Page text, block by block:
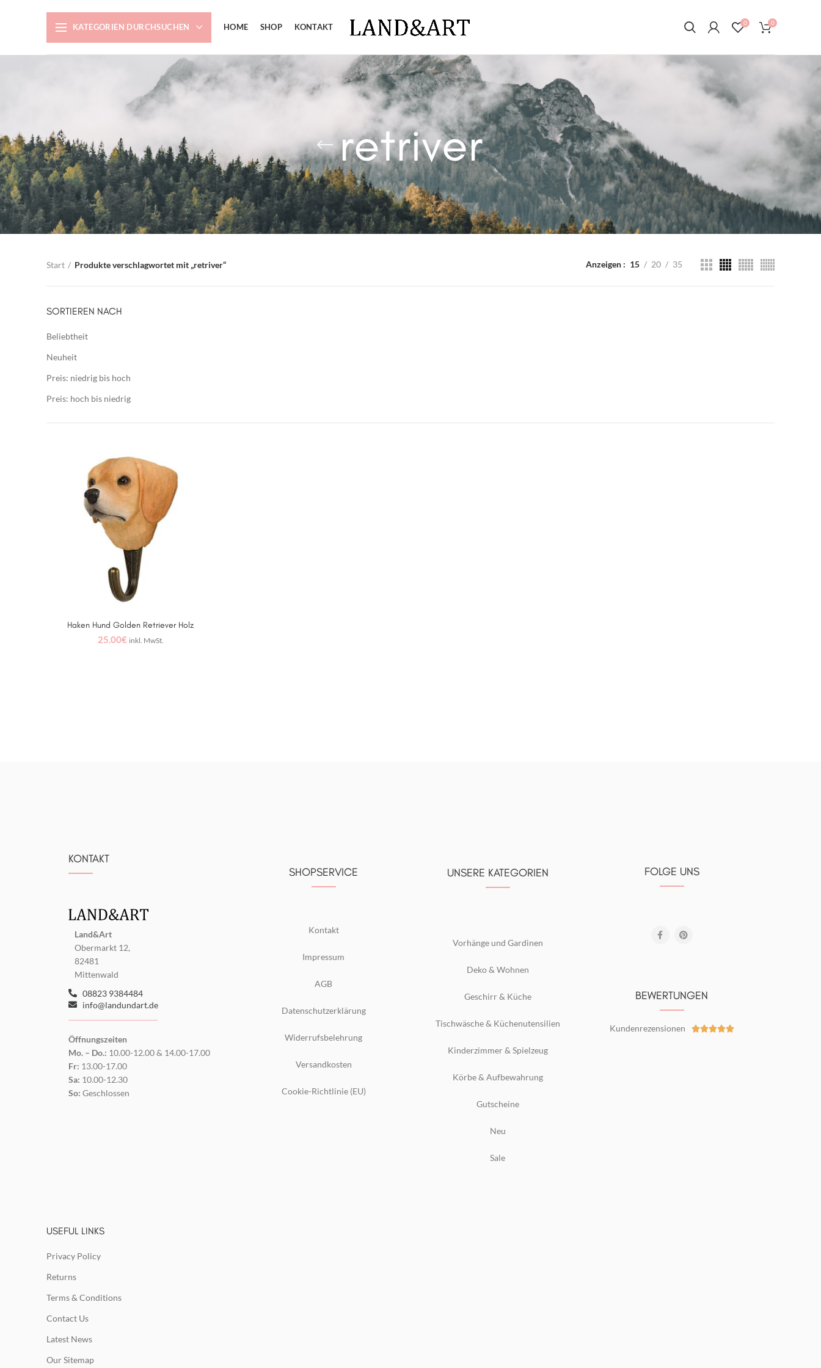
KATEGORIEN DURCHSUCHEN HOME SHOP KONTAKT 0 0
retriver
Start Produkte verschlagwortet mit „retriver“ Anzeigen 15 20 35
SORTIEREN NACH
Beliebtheit
Neuheit
Preis: niedrig bis hoch
Preis: hoch bis niedrig
IN DEN WARENKORB
Haken Hund Golden Retriever Holz
25.00€ inkl. MwSt.
KONTAKT
Land&Art
Obermarkt 12,
82481
Mittenwald
08823 9384484
info@landundart.de
Öffnungszeiten
Mo. – Do.: 10.00-12.00 & 14.00-17.00
Fr: 13.00-17.00
Sa: 10.00-12.30
So: Geschlossen
SHOPSERVICE
Kontakt
Impressum
AGB
Datenschutzerklärung
Widerrufsbelehrung
Versandkosten
Cookie-Richtlinie (EU)
UNSERE KATEGORIEN
Vorhänge und Gardinen
Deko & Wohnen
Geschirr & Küche
Tischwäsche & Küchenutensilien
Kinderzimmer & Spielzeug
Körbe & Aufbewahrung
Gutscheine
Neu
Sale
FOLGE UNS
BEWERTUNGEN
Kundenrezensionen 
USEFUL LINKS
Privacy Policy
Returns
Terms & Conditions
Contact Us
Latest News
Our Sitemap